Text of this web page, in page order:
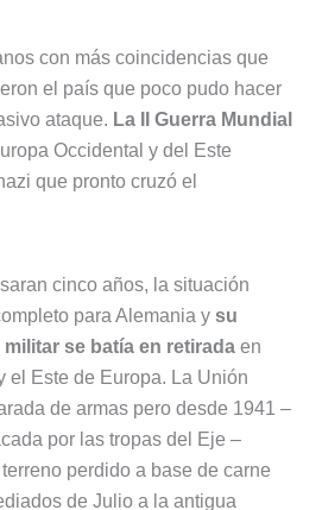
con más coincidencias que
el país que poco pudo hacer
ataque. La II Guerra Mundial
Occidental y del Este
que pronto cruzó el
cinco años, la situación
para Alemania y su
se batía en retiradaen
el Este de Europa. La Unión
de armas pero desde 1941 –
por las tropas del Eje –
perdido a base de carne
de Julio a la antigua